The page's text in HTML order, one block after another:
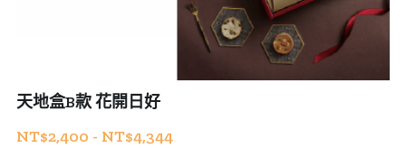
天地盒B款 花開日好
NT$2,400 - NT$4,344
公版酒盒